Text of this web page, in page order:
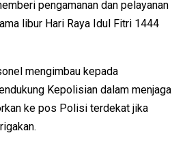
pengamanan dan pelayanan
libur Hari Raya Idul Fitri 1444
mengimbau kepada
Kepolisian dalam menjaga
ke pos Polisi terdekat jika